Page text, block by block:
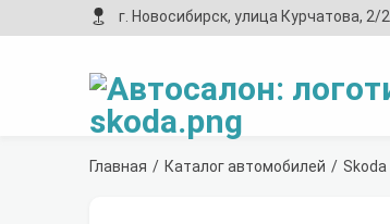
г. Новосибирск, улица Курчатова, 2/2
Главная Каталог автомобилей Skoda